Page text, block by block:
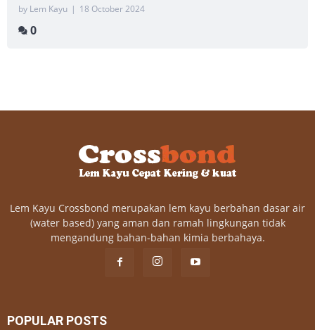
by Lem Kayu | 18 October 2024
0
Lem Kayu Crossbond merupakan lem kayu berbahan dasar air
(water based) yang aman dan ramah lingkungan tidak
mengandung bahan-bahan kimia berbahaya.
POPULAR POSTS